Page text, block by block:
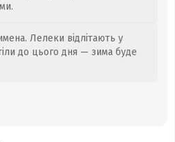
Лелеки відлітають у
до цього дня — зима буде